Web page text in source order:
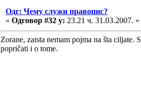
Одг: Чему служи правопис?
« Одговор #32 у: 23.21 ч. 31.03.2007. »
Zorane, zaista nemam pojma na šta ciljate.
popričati i o tome.